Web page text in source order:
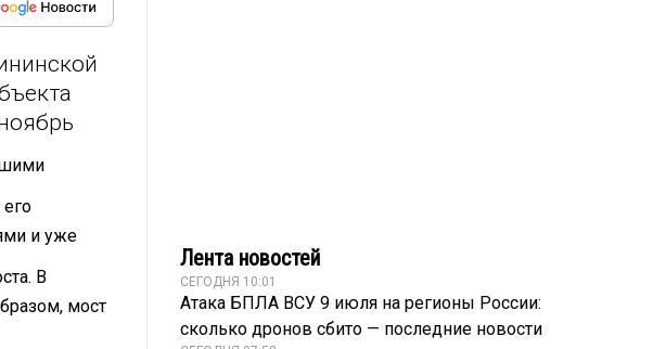
и уже
В
мост
Лента новостей
СЕГОДНЯ 10:01
Атака БПЛА ВСУ 9 июля на регионы России:
сколько дронов сбито — последние новости